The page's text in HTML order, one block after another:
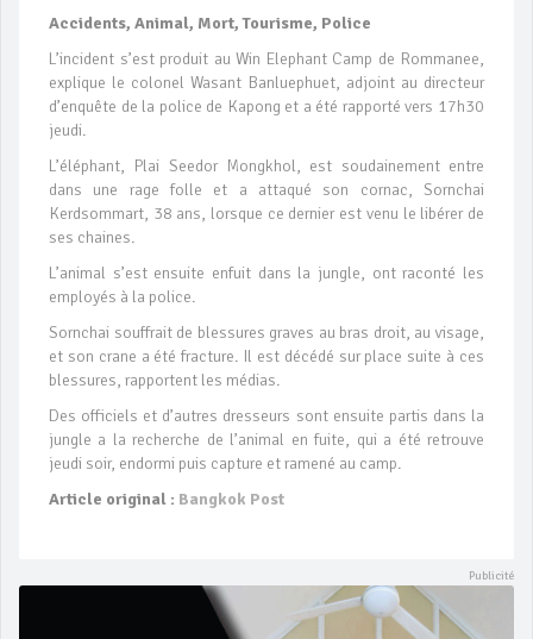
Accidents, Animal, Mort, Tourisme, Police
L’incident s’est produit au Win Elephant Camp de Rommanee,
explique le colonel Wasant Banluephuet, adjoint au directeur
d’enquête de la police de Kapong et a été rapporté vers 17h30
jeudi.
L’éléphant, Plai Seedor Mongkhol, est soudainement entre
dans une rage folle et a attaqué son cornac, Sornchai
Kerdsommart, 38 ans, lorsque ce dernier est venu le libérer de
ses chaines.
L’animal s’est ensuite enfuit dans la jungle, ont raconté les
employés à la police.
Sornchai souffrait de blessures graves au bras droit, au visage,
et son crane a été fracture. Il est décédé sur place suite à ces
blessures, rapportent les médias.
Des officiels et d’autres dresseurs sont ensuite partis dans la
jungle a la recherche de l’animal en fuite, qui a été retrouve
jeudi soir, endormi puis capture et ramené au camp.
Article original : Bangkok Post